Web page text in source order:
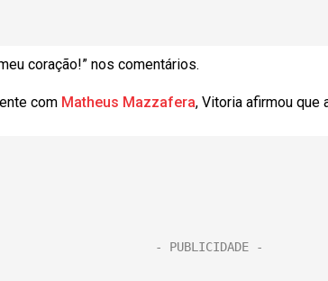
coração!” nos comentários.
com Matheus Mazzafera, Vitoria afirmou que